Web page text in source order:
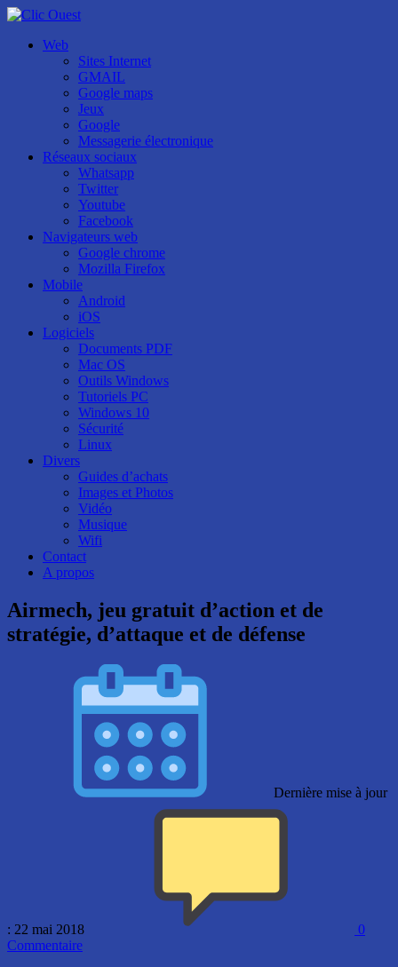
Web
Sites Internet
GMAIL
Google maps
Jeux
Google
Messagerie électronique
Réseaux sociaux
Whatsapp
Twitter
Youtube
Facebook
Navigateurs web
Google chrome
Mozilla Firefox
Mobile
Android
iOS
Logiciels
Documents PDF
Mac OS
Outils Windows
Tutoriels PC
Windows 10
Sécurité
Linux
Divers
Guides d’achats
Images et Photos
Vidéo
Musique
Wifi
Contact
A propos
Airmech, jeu gratuit d’action et de
stratégie, d’attaque et de défense
Dernière mise à jour
: 22 mai 2018
0
Commentaire